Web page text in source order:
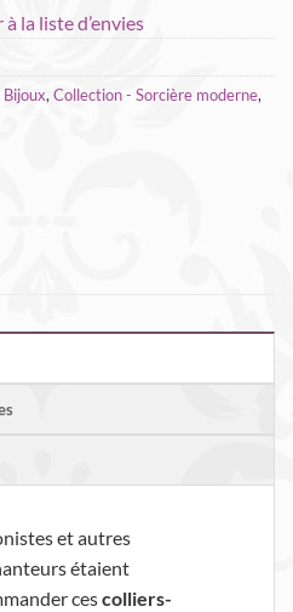
la liste d’envies
Bijoux,Collection - Sorcière moderne,
et autres
étaient
cescolliers-